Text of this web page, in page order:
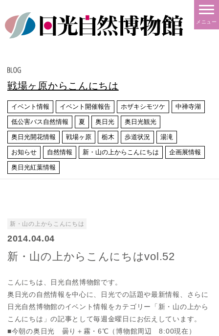
メニュー
戦場ヶ原からこんにちは
イベント情報 イベント開催報告 ホザキシモツケ 中禅寺湖
低公害バス自然情報 夏 奥日光 奥日光観光
奥日光開花情報 戦場ヶ原 栃木 歩道状況 湯滝
お知らせ 自然情報 新・山の上からこんにちは 企画展情報
奥日光紅葉情報
新・山の上からこんにちは
2014.04.04
新・山の上からこんにちはvol.52
こんにちは、日光自然博物館です。
奥日光の自然情報を中心に、日光での話題や最新情報、さらに
日光自然博物館のイベント情報をカテゴリー「新・山の上から
こんにちは」の記事として毎週金曜日にお伝えしています。
■今朝の奥日光 曇り＋霧・6℃（博物館周辺 8:00現在）